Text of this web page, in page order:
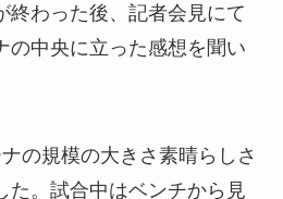
終わった後、記者会見にて
の中央に立った感想を聞い
の規模の大きさ素晴らしさ
た。試合中はベンチから見